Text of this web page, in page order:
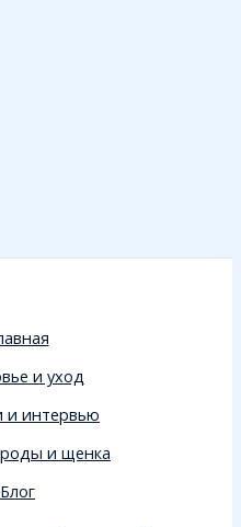
и уход
и интервью
и щенка
Блог